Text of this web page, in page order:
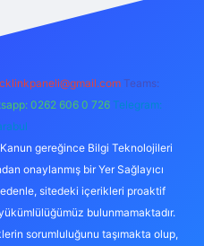
Teams:
0262 606 0 726 Telegram:
Kanun gereğince Bilgi Teknolojileri
onaylanmış bir Yer Sağlayıcı
sitedeki içerikleri proaktif
bulunmamaktadır.
sorumluluğunu taşımakta olup,